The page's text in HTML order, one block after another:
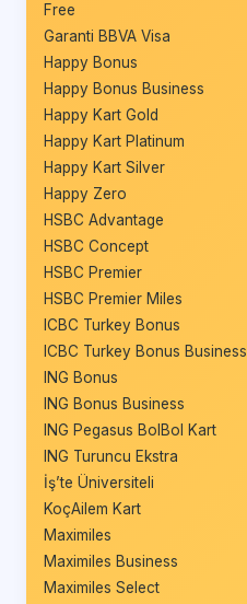
Free
Garanti BBVA Visa
Happy Bonus
Happy Bonus Business
Happy Kart Gold
Happy Kart Platinum
Happy Kart Silver
Happy Zero
HSBC Advantage
HSBC Concept
HSBC Premier
HSBC Premier Miles
ICBC Turkey Bonus
ICBC Turkey Bonus Business
ING Bonus
ING Bonus Business
ING Pegasus BolBol Kart
ING Turuncu Ekstra
İş’te Üniversiteli
KoçAilem Kart
Maximiles
Maximiles Business
Maximiles Select